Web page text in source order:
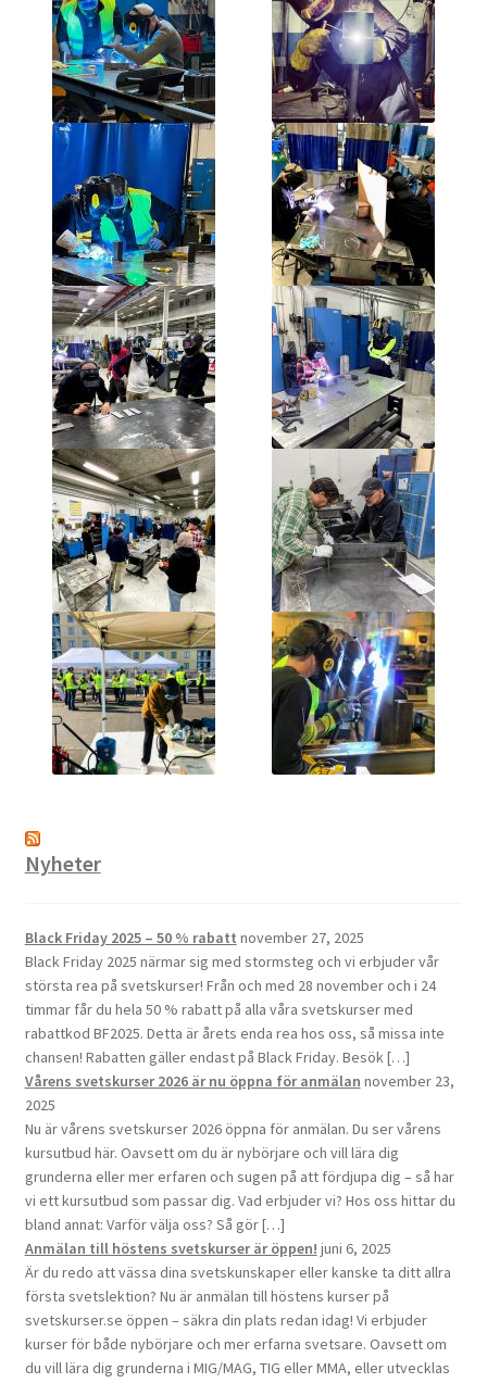
Nyheter
Black Friday 2025 – 50 % rabatt november 27, 2025
Black Friday 2025 närmar sig med stormsteg och vi erbjuder vår
största rea på svetskurser! Från och med 28 november och i 24
timmar får du hela 50 % rabatt på alla våra svetskurser med
rabattkod BF2025. Detta är årets enda rea hos oss, så missa inte
chansen! Rabatten gäller endast på Black Friday. Besök […]
Vårens svetskurser 2026 är nu öppna för anmälan november 23,
2025
Nu är vårens svetskurser 2026 öppna för anmälan. Du ser vårens
kursutbud här. Oavsett om du är nybörjare och vill lära dig
grunderna eller mer erfaren och sugen på att fördjupa dig – så har
vi ett kursutbud som passar dig. Vad erbjuder vi? Hos oss hittar du
bland annat: Varför välja oss? Så gör […]
Anmälan till höstens svetskurser är öppen! juni 6, 2025
Är du redo att vässa dina svetskunskaper eller kanske ta ditt allra
första svetslektion? Nu är anmälan till höstens kurser på
svetskurser.se öppen – säkra din plats redan idag! Vi erbjuder
kurser för både nybörjare och mer erfarna svetsare. Oavsett om
du vill lära dig grunderna i MIG/MAG, TIG eller MMA, eller utvecklas